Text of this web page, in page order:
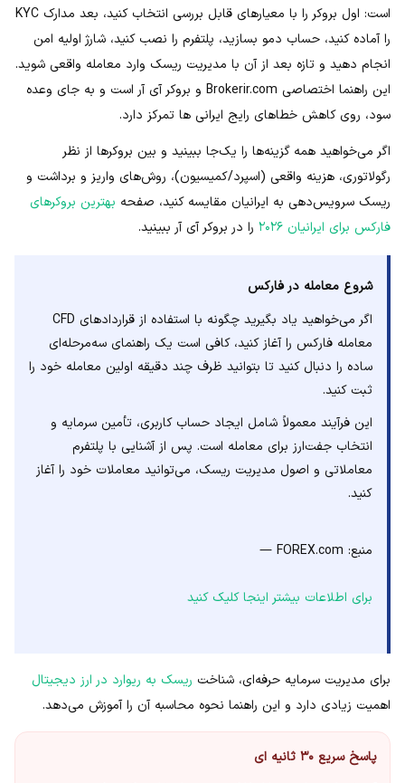
است: اول بروکر را با معیارهای قابل بررسی انتخاب کنید، بعد مدارک KYC
را آماده کنید، حساب دمو بسازید، پلتفرم را نصب کنید، شارژ اولیه امن
انجام دهید و تازه بعد از آن با مدیریت ریسک وارد معامله واقعی شوید.
این راهنما اختصاصی Brokerir.com و بروکر آی آر است و به جای وعده
سود، روی کاهش خطاهای رایج ایرانی ها تمرکز دارد.
اگر می‌خواهید همه گزینه‌ها را یک‌جا ببینید و بین بروکرها از نظر
رگولاتوری، هزینه واقعی (اسپرد/کمیسیون)، روش‌های واریز و برداشت و
ریسک سرویس‌دهی به ایرانیان مقایسه کنید، صفحه بهترین بروکرهای
فارکس برای ایرانیان ۲۰۲۶
را در بروکر آی آر ببینید.
شروع معامله در فارکس
اگر می‌خواهید یاد بگیرید چگونه با استفاده از قراردادهای CFD
معامله فارکس را آغاز کنید، کافی است یک راهنمای سه‌مرحله‌ای
ساده را دنبال کنید تا بتوانید ظرف چند دقیقه اولین معامله خود را
ثبت کنید.
این فرآیند معمولاً شامل ایجاد حساب کاربری، تأمین سرمایه و
انتخاب جفت‌ارز برای معامله است. پس از آشنایی با پلتفرم
معاملاتی و اصول مدیریت ریسک، می‌توانید معاملات خود را آغاز
کنید.
منبع: FOREX.com —
برای اطلاعات بیشتر اینجا کلیک کنید
برای مدیریت سرمایه حرفه‌ای، شناخت ریسک به ریوارد در ارز دیجیتال
اهمیت زیادی دارد و این راهنما نحوه محاسبه آن را آموزش می‌دهد.
پاسخ سریع ۳۰ ثانیه ای